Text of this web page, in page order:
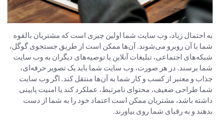
به احتمال زیاد، وب سایت شما اولین چیزی است که مشتریان بالقوه
شما با آن روبرو می‌شوند. آن‌ها ممکن است از طریق جستجوی گوگل،
شبکه‌های اجتماعی، تبلیغات آنلاین یا توصیه‌های دیگران به وب سایت
شما برسند. در هر صورت، وب سایت شما باید یک تصویر حرفه‌ای،
جذاب و معتبر از کسب و کار شما به آن‌ها منتقل کند. اگر وب سایت
شما طراحی ضعیف، محتوای نامرتبط، عملکرد کند یا امنیت پایینی
داشته باشد، مشتریان ممکن است اعتماد خود را به شما از دست
بدهند و به رقبای شما روی بیاورند.